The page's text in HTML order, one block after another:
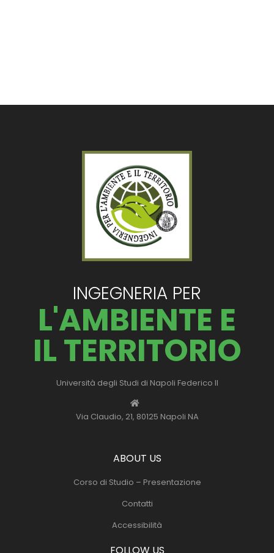
INGEGNERIA PER
L'AMBIENTE E
IL TERRITORIO
Università degli Studi di Napoli Federico II
Via Claudio, 21, 80125 Napoli NA
ABOUT US
Corso di Studio – Presentazione
Contatti
Accessibilità